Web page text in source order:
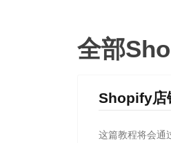
全部
Shopify店
这篇教程将会通